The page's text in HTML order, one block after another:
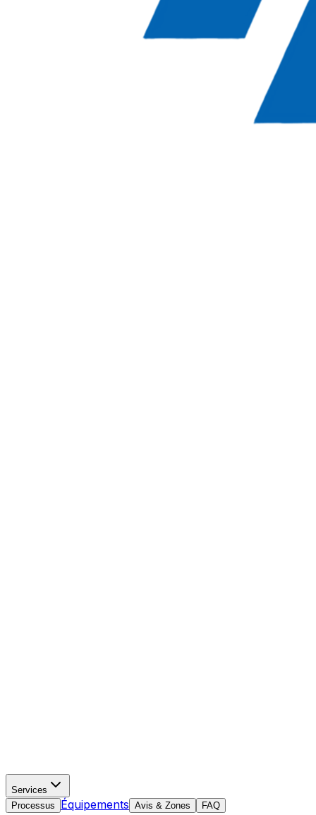
Services
Processus
Équipements Avis & Zones FAQ